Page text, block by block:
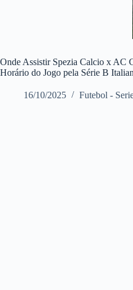
Onde Assistir Spezia Calcio x AC
Horário do Jogo pela Série B
16/10/2025 Futebol -